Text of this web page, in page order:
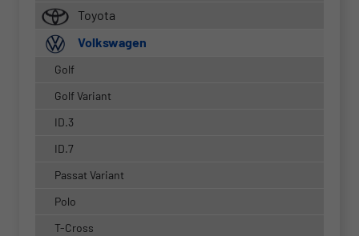
Toyota
Volkswagen
Golf
Golf Variant
ID.3
ID.7
Passat Variant
Polo
T-Cross